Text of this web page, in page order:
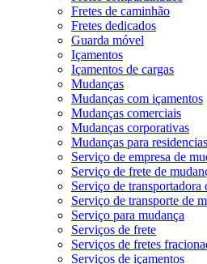
Fretes de caminhão
Fretes dedicados
Guarda móvel
Içamentos
Içamentos de cargas
Mudanças
Mudanças com içamentos
Mudanças comerciais
Mudanças corporativas
Mudanças para residencias
Serviço de empresa de
Serviço de frete de
Serviço de transportadora
Serviço de transporte de
Serviço para mudança
Serviços de frete
Serviços de fretes
Serviços de içamentos